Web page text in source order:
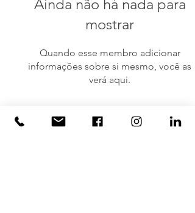
Ainda não há nada para
mostrar
Quando esse membro adicionar
informações sobre si mesmo, você as
verá aqui.